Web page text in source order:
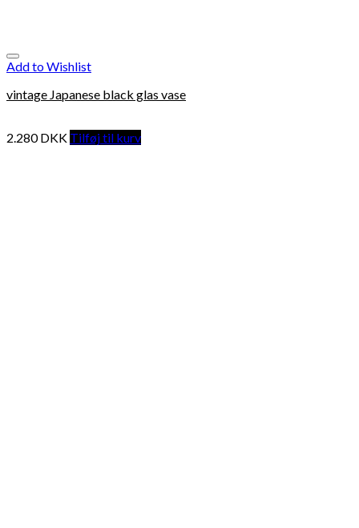
Add to Wishlist
vintage Japanese black glas vase
2.280DKK Tilføj til kurv